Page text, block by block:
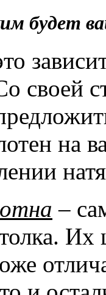
будет
своей
на
–
Их